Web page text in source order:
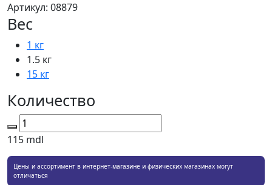
Артикул: 08879
Вес
1 кг
1.5 кг
15 кг
Количество
115 mdl
Цены и ассортимент в интернет-магазине и физических магазинах могут
отличаться